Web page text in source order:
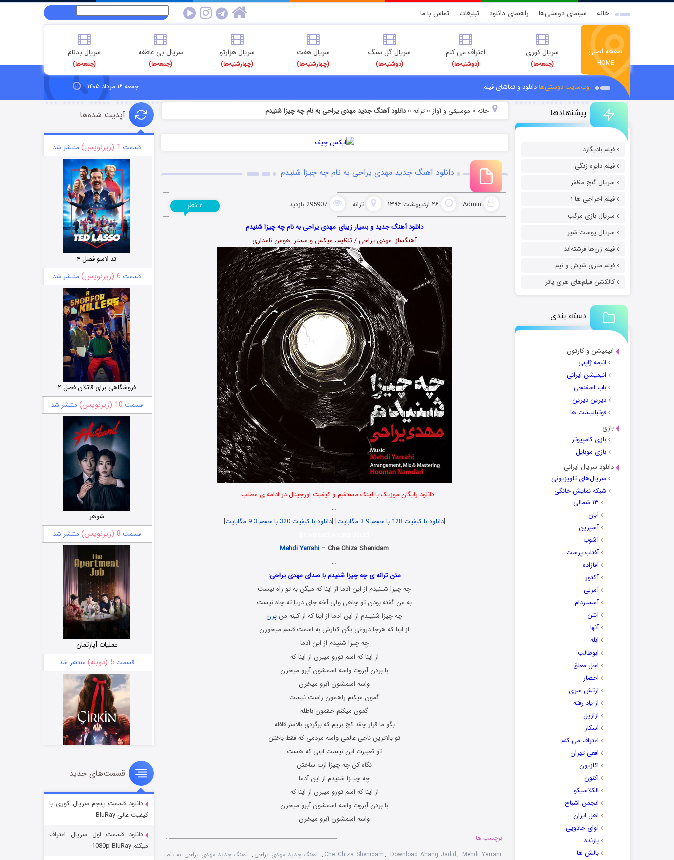
خانه سینمای دوستی‌ها راهنمای دانلود تبلیغات تماس با ما
صفحه اصلی
HOME
سریال کوری
(جمعه‌ها)
اعتراف می کنم
(دوشنبه‌ها)
سریال گل سنگ
(دوشنبه‌ها)
سریال هفت
(چهارشنبه‌ها)
سریال هزارتو
(چهارشنبه‌ها)
سریال بی عاطفه
(جمعه‌ها)
سریال بدنام
(جمعه‌ها)
وب‌سایت دوستی‌هادانلود و تماشای فیلم جمعه ۱۶ مرداد ۱۴۰۵
پیشنهادها
فیلم بادیگارد
فیلم دایره زنگی
سریال گنج مظفر
فیلم اخراجی ها ۱
سریال بازی مرکب
سریال پوست شیر
فیلم زن‌ها فرشته‌اند
فیلم متری شیش و نیم
کالکشن فیلم‌های هری پاتر
دسته بندی
انیمیشن و کارتون
انیمه ژاپنی
انیمیشن ایرانی
باب اسفنجی
دیرین دیرین
فوتبالیست ها
بازی
بازی کامپیوتر
بازی موبایل
دانلود سریال ایرانی
سریال‌های تلویزیونی
شبکه نمایش خانگی
۱۳ شمالی
آبان
آسپرین
آشوب
آفتاب پرست
آقازاده
آکتور
آمرلی
آمستردام
آنتن
آنها
ابله
ابوطالب
اجل معلق
احضار
ارتش سری
از یاد رفته
ازازیل
اسکار
اعتراف می کنم
افعی تهران
اکازیون
اکنون
الکلاسیکو
انجمن اشباح
اهل ایران
آوای جادویی
بازنده
بالش ها
خانه» موسیقی و آواز » ترانه»دانلود آهنگ جدید مهدی یراحی به نام چه چیزا شنیدم
دانلود آهنگ جدید مهدی یراحی به نام چه چیزا شنیدم
Admin ۲۶ اردیبهشت ۱۳۹۶ ترانه 295907 بازدید ۲ نظر
دانلود آهنگ جدید و بسیار زیبای مهدی یراحی به نام چه چیزا شنیدم
آهنگساز: مهدی یراحی / تنظیم، میکس و مستر: هومن نامداری
دانلود رایگان موزیک با لینک مستقیم و کیفیت اورجینال در ادامه ی مطلب …
…
[دانلود با کیفیت 128 با حجم 3.9 مگابایت ] [دانلود با کیفیت 320 با حجم 9.3 مگابایت
]
Mehdi Yarrahi – Che Chiza Shenidam
…
متن ترانه ی چه چیزا شنیدم با صدای مهدی یراحی:
چه چیزا شـنیدم از این آدما از اینا که میگن به تو راه نیست
به من گفته بودن تو چاهی ولی آخه جای دریا ته چاه نیست
چه چیزا شنیـدم از این آدما از اینا که از کینه من پرن
از اینا که هرجا دروغی بگن کنارش به اسمت قسم میخورن
چه چیزا شنیدم از این آدما
از اینا که اسم تورو میبرن از اینا که
با بردن آبروت واسه اسمشون آبرو میخرن
واسه اسمشون آبرو میخرن
گمون میکنم راهمون راست نیست
گمون میکنم حقمون باطله
بگو ما قرار چقد کج بریم که برگردی بالاسر قافله
تو بالاترین ناجی عالمی واسه مردمی که فقط باختن
تو تعبیرت این نیست اینی که هست
نگاه کن چه چیزا ازت ساختن
چه چیـزا شنیدم از این آدما
از اینا که اسم تورو میبرن از اینا که
با بردن آبروت واسه اسمشون آبرو میخرن
واسه اسمشون آبرو میخرن
برچسب ها
Che Chiza Shenidam, Download Ahang Jadid, Mehdi Yarrahi
, آهنگ جدید مهدی یراحی , آهنگ جدید مهدی یراحی به نام
آپدیت شده‌ها
قسمت 1 (زیرنویس) منتشر شد
تد لاسو فصل ۴
قسمت 6 (زیرنویس) منتشر شد
فروشگاهی برای قاتلان فصل ۲
قسمت 10 (زیرنویس) منتشر شد
شوهر
قسمت 8 (زیرنویس) منتشر شد
عملیات آپارتمان
قسمت5 (دوبله) منتشر شد
سریال زشت
قسمت2 (زیرنویس) منتشر شد
قسمت‌های جدید
دانلود قسمت پنجم سریال کوری با
کیفیت عالی BluRay
دانلود قسمت اول سریال اعتراف
میکنم 1080p BluRay